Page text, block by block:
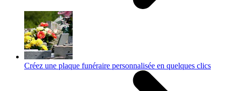
Créez une plaque funéraire personnalisée en quelques clics